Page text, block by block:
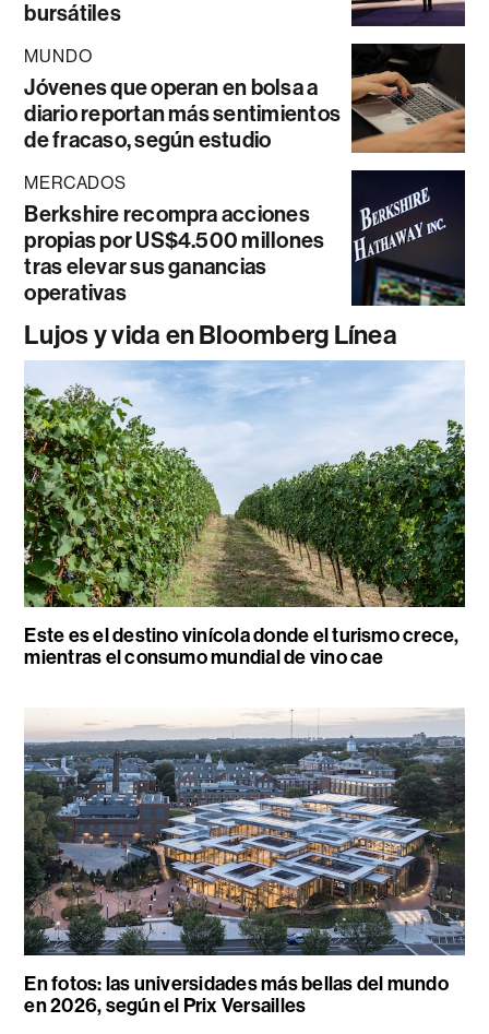
bursátiles
MUNDO
Jóvenes que operan en bolsa a
diario reportan más sentimientos
de fracaso, según estudio
MERCADOS
Berkshire recompra acciones
propias por US$4.500 millones
tras elevar sus ganancias
operativas
Lujos y vida en Bloomberg Línea
Este es el destino vinícola donde el turismo crece,
mientras el consumo mundial de vino cae
En fotos: las universidades más bellas del mundo
en 2026, según el Prix Versailles